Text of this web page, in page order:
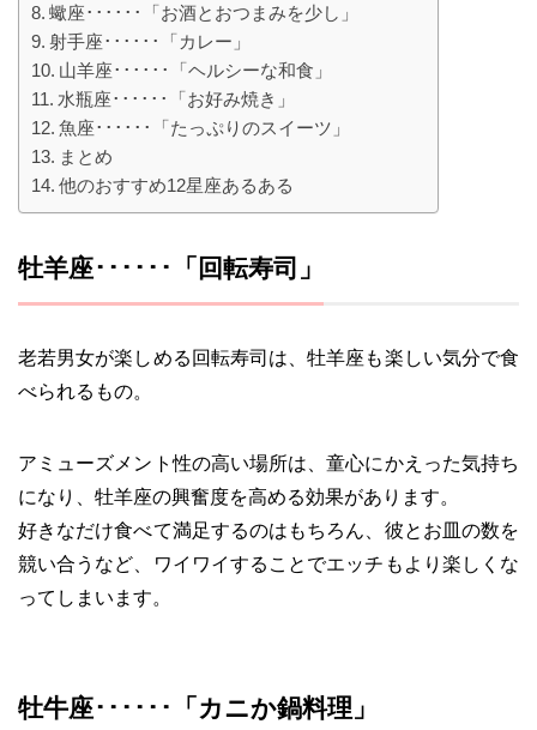
蠍座･･････「お酒とおつまみを少し」
射手座･･････「カレー」
山羊座･･････「ヘルシーな和食」
水瓶座･･････「お好み焼き」
魚座･･････「たっぷりのスイーツ」
まとめ
他のおすすめ12星座あるある
牡羊座･･････「回転寿司」
老若男女が楽しめる回転寿司は、牡羊座も楽しい気分で食
べられるもの。
アミューズメント性の高い場所は、童心にかえった気持ち
になり、牡羊座の興奮度を高める効果があります。
好きなだけ食べて満足するのはもちろん、彼とお皿の数を
競い合うなど、ワイワイすることでエッチもより楽しくな
ってしまいます。
牡牛座･･････「カニか鍋料理」